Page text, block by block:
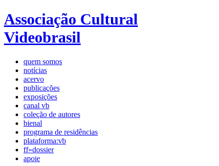
Associação Cultural
Videobrasil
quem somos
notícias
acervo
publicações
exposições
canal vb
coleção de autores
bienal
programa de residências
plataforma:vb
ff»dossier
apoie